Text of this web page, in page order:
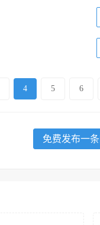
4 5 6
免费发布一